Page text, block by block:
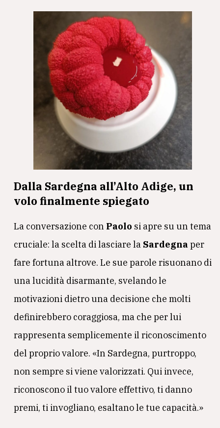
Dalla Sardegna all’Alto Adige, un
volo finalmente spiegato
La conversazione con Paolo si apre su un tema
cruciale: la scelta di lasciare la Sardegna per
fare fortuna altrove. Le sue parole risuonano di
una lucidità disarmante, svelando le
motivazioni dietro una decisione che molti
definirebbero coraggiosa, ma che per lui
rappresenta semplicemente il riconoscimento
del proprio valore. «In Sardegna, purtroppo,
non sempre si viene valorizzati. Qui invece,
riconoscono il tuo valore effettivo, ti danno
premi, ti invogliano, esaltano le tue capacità.»